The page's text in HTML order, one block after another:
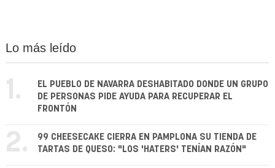
Lo más leído
1.
EL PUEBLO DE NAVARRA DESHABITADO DONDE UN GRUPO
DE PERSONAS PIDE AYUDA PARA RECUPERAR EL
FRONTÓN
2.
99 CHEESECAKE CIERRA EN PAMPLONA SU TIENDA DE
TARTAS DE QUESO: "LOS 'HATERS' TENÍAN RAZÓN"